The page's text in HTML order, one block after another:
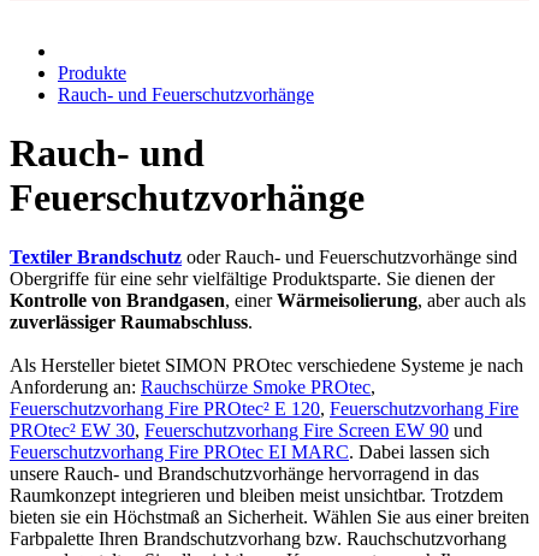
Produkte
Rauch- und Feuerschutzvorhänge
Rauch- und
Feuerschutzvorhänge
Textiler Brandschutz oder Rauch- und Feuerschutzvorhänge sind
Obergriffe für eine sehr vielfältige Produktsparte. Sie dienen der
Kontrolle von Brandgasen, einerWärmeisolierung, aber auch als
zuverlässiger Raumabschluss.
Als Hersteller bietet SIMON PROtec verschiedene Systeme je nach
Anforderung an: Rauchschürze Smoke PROtec,
Feuerschutzvorhang Fire PROtec² E 120, Feuerschutzvorhang Fire
PROtec² EW 30, Feuerschutzvorhang Fire Screen EW 90 und
Feuerschutzvorhang Fire PROtec EI MARC. Dabei lassen sich
unsere Rauch- und Brandschutzvorhänge hervorragend in das
Raumkonzept integrieren und bleiben meist unsichtbar. Trotzdem
bieten sie ein Höchstmaß an Sicherheit. Wählen Sie aus einer breiten
Farbpalette Ihren Brandschutzvorhang bzw. Rauchschutzvorhang